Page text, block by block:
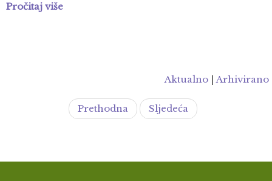
Pročitaj više
Aktualno |Arhivirano
Prethodna Sljedeća